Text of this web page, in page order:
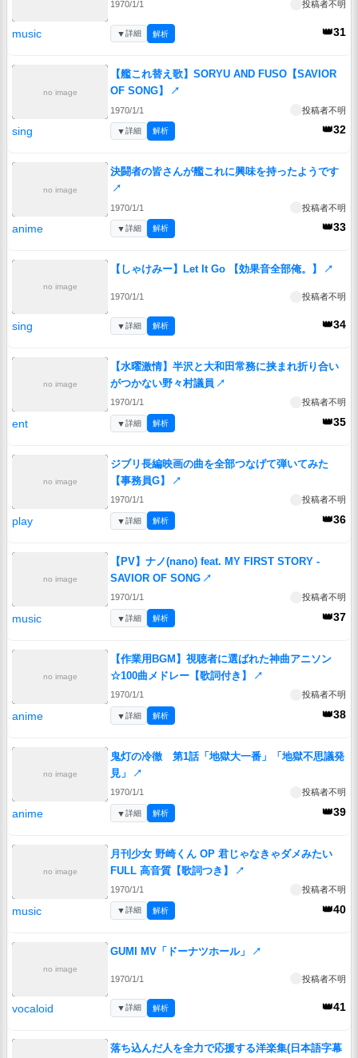
1970/1/1 投稿者不明
music 👑31
▼詳細 解析
no image
【艦これ替え歌】SORYU AND FUSO【SAVIOR
OF SONG】
↗
1970/1/1 投稿者不明
sing 👑32
▼詳細 解析
no image
決闘者の皆さんが艦これに興味を持ったようです
↗
1970/1/1 投稿者不明
anime 👑33
▼詳細 解析
no image
【しゃけみー】Let It Go 【効果音全部俺。】 ↗
1970/1/1 投稿者不明
sing 👑34
▼詳細 解析
no image
【水曜激情】半沢と大和田常務に挟まれ折り合い
がつかない野々村議員 ↗
1970/1/1 投稿者不明
ent 👑35
▼詳細 解析
no image
ジブリ長編映画の曲を全部つなげて弾いてみた
【事務員G】
↗
1970/1/1 投稿者不明
play 👑36
▼詳細 解析
no image
【PV】ナノ(nano) feat. MY FIRST STORY -
SAVIOR OF SONG ↗
1970/1/1 投稿者不明
music 👑37
▼詳細 解析
no image
【作業用BGM】視聴者に選ばれた神曲アニソン
☆100曲メドレー【歌詞付き】
↗
1970/1/1 投稿者不明
anime 👑38
▼詳細 解析
no image
鬼灯の冷徹 第1話「地獄大一番」「地獄不思議発
見」
↗
1970/1/1 投稿者不明
anime 👑39
▼詳細 解析
no image
月刊少女 野崎くん OP 君じゃなきゃダメみたい
FULL 高音質【歌詞つき】
↗
1970/1/1 投稿者不明
music 👑40
▼詳細 解析
no image
GUMI MV「ドーナツホール」 ↗
1970/1/1 投稿者不明
vocaloid 👑41
▼詳細 解析
落ち込んだ人を全力で応援する洋楽集(日本語字幕